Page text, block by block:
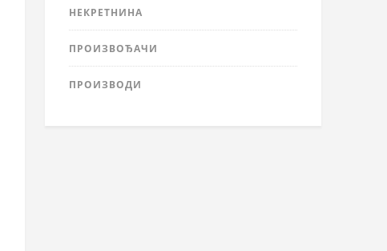
НЕКРЕТНИНА
ПРОИЗВОЂАЧИ
ПРОИЗВОДИ